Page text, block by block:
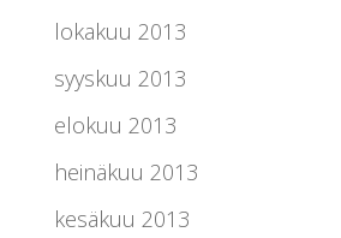
lokakuu 2013
syyskuu 2013
elokuu 2013
heinäkuu 2013
kesäkuu 2013